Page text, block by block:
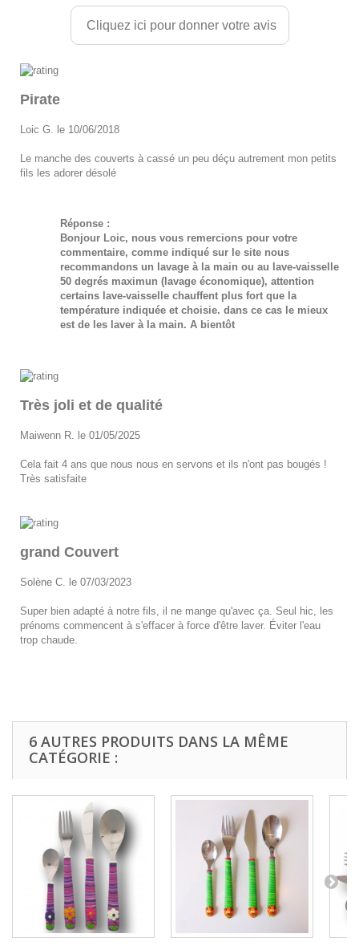
Cliquez ici pour donner votre avis
Pirate
Loic G. le 10/06/2018
Le manche des couverts à cassé un peu déçu autrement mon petits
fils les adorer désolé
Réponse :
Bonjour Loic, nous vous remercions pour votre
commentaire, comme indiqué sur le site nous
recommandons un lavage à la main ou au lave-vaisselle
50 degrés maximun (lavage économique), attention
certains lave-vaisselle chauffent plus fort que la
température indiquée et choisie. dans ce cas le mieux
est de les laver à la main. A bientôt
Très joli et de qualité
Maiwenn R. le 01/05/2025
Cela fait 4 ans que nous nous en servons et ils n'ont pas bougés !
Très satisfaite
grand Couvert
Solène C. le 07/03/2023
Super bien adapté à notre fils, il ne mange qu'avec ça. Seul hic, les
prénoms commencent à s'effacer à force d'être laver. Éviter l'eau
trop chaude.
6 AUTRES PRODUITS DANS LA MÊME
CATÉGORIE :